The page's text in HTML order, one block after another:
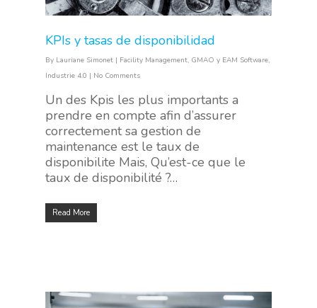
KPIs y tasas de disponibilidad
By Lauriane Simonet | Facility Management, GMAO y EAM Software,
Industrie 4.0 | No Comments
Un des Kpis les plus importants a
prendre en compte afin d’assurer
correctement sa gestion de
maintenance est le taux de
disponibilite Mais, Qu’est-ce que le
taux de disponibilité ?…
Read More
HOME
SOLUCIONES
SERVICIOS
CLIENTES